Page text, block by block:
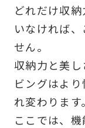
どれだけ収
いなければ
せん。
収納力と美
ビングはよ
れ変わります。
ここでは、